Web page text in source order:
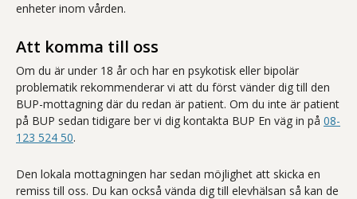
enheter inom vården.
Att komma till oss
Om du är under 18 år och har en psykotisk eller bipolär
problematik rekommenderar vi att du först vänder dig till den
BUP-mottagning där du redan är patient. Om du inte är patient
på BUP sedan tidigare ber vi dig kontakta BUP En väg in på 08-
123 524 50.
Den lokala mottagningen har sedan möjlighet att skicka en
remiss till oss. Du kan också vända dig till elevhälsan så kan de